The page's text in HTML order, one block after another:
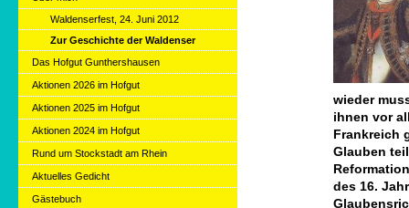
wieder
ihnen vor
Frankreich
Glauben
des 16.
Waldenserfest, 24. Juni 2012
Zur Geschichte der Waldenser
Das Hofgut Gunthershausen
Aktionen 2026 im Hofgut
Aktionen 2025 im Hofgut
Aktionen 2024 im Hofgut
Rund um Stockstadt am Rhein
Aktuelles Gedicht
Gästebuch